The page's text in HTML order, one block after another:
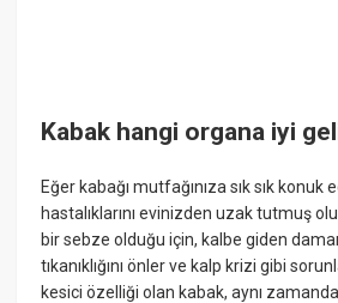
Kabak hangi organa iyi
Eğer kabağı mutfağınıza sık sık konuk
hastalıklarını evinizden uzak tutmuş
bir sebze olduğu için, kalbe giden
tıkanıklığını önler ve kalp krizi gibi
kesici özelliği olan kabak, aynı zamanda